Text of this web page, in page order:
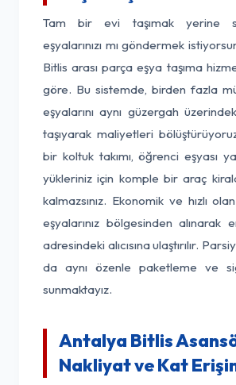
Tam bir evi taşımak yerine
eşyalarınızı mı göndermek
Bitlis arası parça eşya taşıma
göre. Bu sistemde, birden fazla
eşyalarını aynı güzergah
taşıyarak maliyetleri
bir koltuk takımı, öğrenci eşyası
yükleriniz için komple bir araç
kalmazsınız. Ekonomik ve hızlı
eşyalarınız bölgesinden alınarak
adresindeki alıcısına ulaştırılır.
da aynı özenle paketleme ve
sunmaktayız.
Antalya Bitlis
Nakliyat ve Kat